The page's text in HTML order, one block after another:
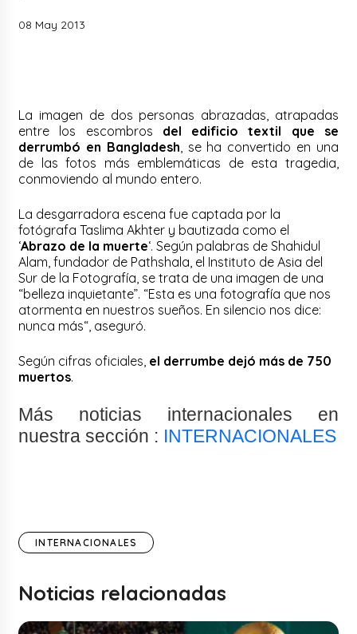
08 May 2013
La imagen de dos personas abrazadas, atrapadas
entre los escombros del edificio textil que se
derrumbó en Bangladesh, se ha convertido en una
de las fotos más emblemáticas de esta tragedia,
conmoviendo al mundo entero.
La desgarradora escena fue captada por la
fotógrafa Taslima Akhter y bautizada como el
‘Abrazo de la muerte‘. Según palabras de Shahidul
Alam, fundador de Pathshala, el Instituto de Asia del
Sur de la Fotografía, se trata de una imagen de una
“belleza inquietante”. “Esta es una fotografía que nos
atormenta en nuestros sueños. En silencio nos dice:
nunca más“, aseguró.
Según cifras oficiales, el derrumbe dejó más de 750
muertos.
Más noticias internacionales en
nuestra sección : INTERNACIONALES
INTERNACIONALES
Noticias relacionadas